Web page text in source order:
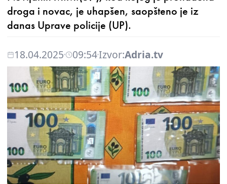
droga i novac, je uhapšen, saopšteno je iz
danas Uprave policije (UP).
18.04.2025 09:54Izvor:Adria.tv